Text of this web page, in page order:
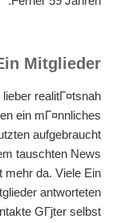
Mitglieder
realitГ¤tsnah
ein mГ¤nnliches
aufgebraucht
tauschten News
mehr da. Viele Ein
antworteten
GГјter selbst